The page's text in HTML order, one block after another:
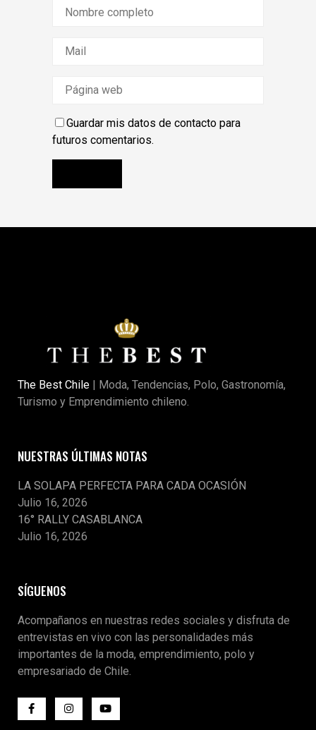
Guardar mis datos de contacto para
futuros comentarios.
The Best Chile | Moda, Tendencias, Polo, Gastronomía,
Turismo y Emprendimiento chileno.
NUESTRAS ÚLTIMAS NOTAS
LA SOLAPA PERFECTA PARA CADA OCASIÓN
Julio 16, 2026
16° RALLY CASABLANCA
Julio 16, 2026
SÍGUENOS
Acompañanos en nuestras redes sociales y disfruta de
entrevistas en vivo con las personalidades más
importantes de la moda, emprendimiento, polo y
empresariado de Chile.